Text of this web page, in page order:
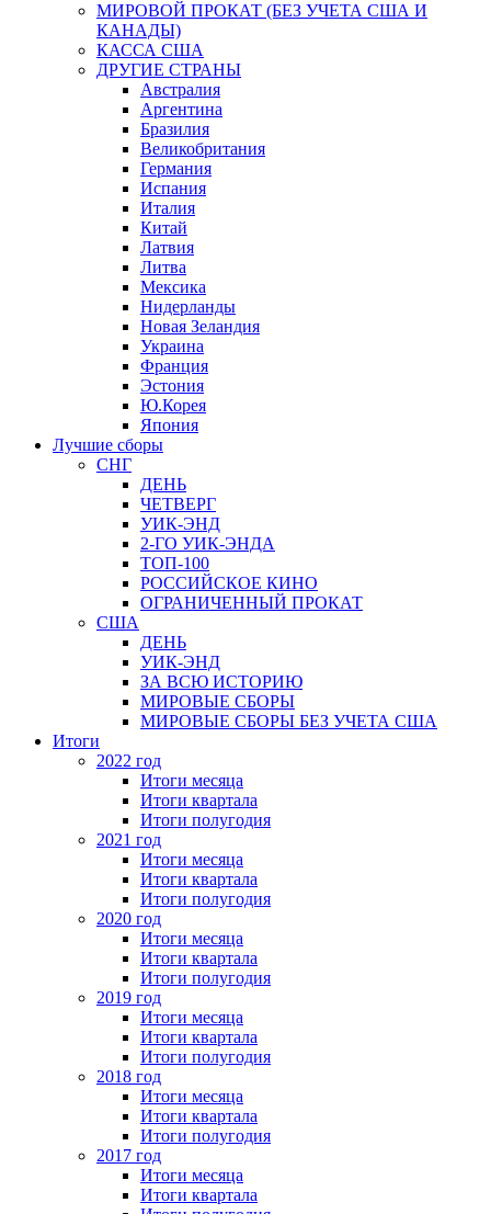
МИРОВОЙ ПРОКАТ (БЕЗ УЧЕТА США И
КАНАДЫ)
КАССА США
ДРУГИЕ СТРАНЫ
Австралия
Аргентина
Бразилия
Великобритания
Германия
Испания
Италия
Китай
Латвия
Литва
Мексика
Нидерланды
Новая Зеландия
Украина
Франция
Эстония
Ю.Корея
Япония
Лучшие сборы
СНГ
ДЕНЬ
ЧЕТВЕРГ
УИК-ЭНД
2-ГО УИК-ЭНДА
ТОП-100
РОССИЙСКОЕ КИНО
ОГРАНИЧЕННЫЙ ПРОКАТ
США
ДЕНЬ
УИК-ЭНД
ЗА ВСЮ ИСТОРИЮ
МИРОВЫЕ СБОРЫ
МИРОВЫЕ СБОРЫ БЕЗ УЧЕТА США
Итоги
2022 год
Итоги месяца
Итоги квартала
Итоги полугодия
2021 год
Итоги месяца
Итоги квартала
Итоги полугодия
2020 год
Итоги месяца
Итоги квартала
Итоги полугодия
2019 год
Итоги месяца
Итоги квартала
Итоги полугодия
2018 год
Итоги месяца
Итоги квартала
Итоги полугодия
2017 год
Итоги месяца
Итоги квартала